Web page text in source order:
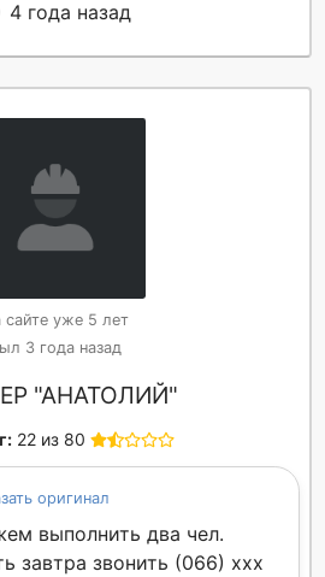
4 года назад
сайте уже 5 лет
3 года назад
"АНАТОЛИЙ"
22 из 80
оригинал
выполнить два чел.
завтра звонить (066) xxx